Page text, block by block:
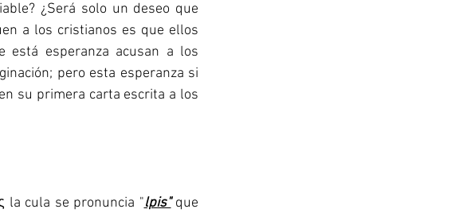
¿Será solo un deseo que
a los cristianos es que ellos
está esperanza acusan a los
pero esta esperanza si
su primera carta escrita a los
la cula se pronuncia "lpis" que